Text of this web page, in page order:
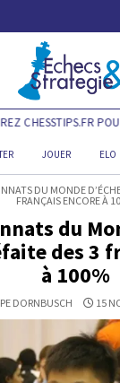
CHESSTIPS.FR
JOUER ELO
DU MONDE
FRANÇAIS ENCORE À
du
des 3
à 100%
DORNBUSCH 15